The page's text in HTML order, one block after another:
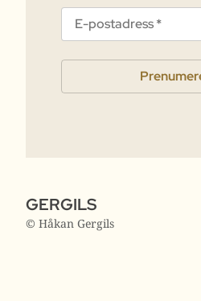
GERGILS
© Håkan Gergils